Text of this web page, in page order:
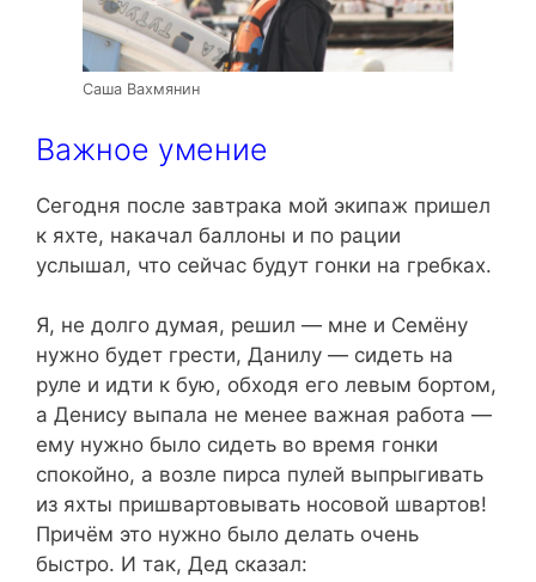
Саша Вахмянин
Важное умение
Сегодня после завтрака мой экипаж пришел
к яхте, накачал баллоны и по рации
услышал, что сейчас будут гонки на гребках.
Я, не долго думая, решил — мне и Семёну
нужно будет грести, Данилу — сидеть на
руле и идти к бую, обходя его левым бортом,
а Денису выпала не менее важная работа —
ему нужно было сидеть во время гонки
спокойно, а возле пирса пулей выпрыгивать
из яхты пришвартовывать носовой швартов!
Причём это нужно было делать очень
быстро. И так, Дед сказал: